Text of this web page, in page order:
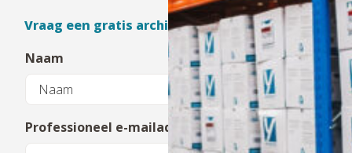
Vraag een gratis archief-analyse aan
Naam
Professioneel e-mailadres